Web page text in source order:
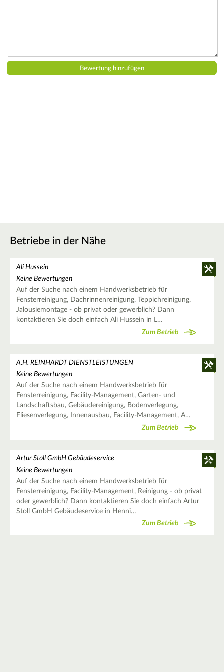
Betriebe in der Nähe
Ali Hussein
Keine Bewertungen
Auf der Suche nach einem Handwerksbetrieb für
Fensterreinigung, Dachrinnenreinigung, Teppichreinigung,
Jalousiemontage - ob privat oder gewerblich? Dann
kontaktieren Sie doch einfach Ali Hussein in L…
Zum Betrieb
A.H. REINHARDT DIENSTLEISTUNGEN
Keine Bewertungen
Auf der Suche nach einem Handwerksbetrieb für
Fensterreinigung, Facility-Management, Garten- und
Landschaftsbau, Gebäudereinigung, Bodenverlegung,
Fliesenverlegung, Innenausbau, Facility-Management, A…
Zum Betrieb
Artur Stoll GmbH Gebäudeservice
Keine Bewertungen
Auf der Suche nach einem Handwerksbetrieb für
Fensterreinigung, Facility-Management, Reinigung - ob privat
oder gewerblich? Dann kontaktieren Sie doch einfach Artur
Stoll GmbH Gebäudeservice in Henni…
Zum Betrieb